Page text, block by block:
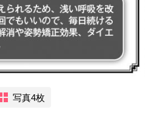
写真4枚